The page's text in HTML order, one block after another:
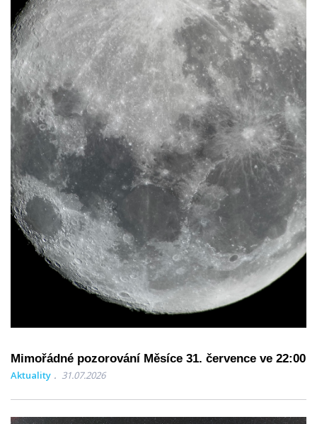
Mimořádné pozorování Měsíce 31. července ve 22:00
Aktuality 31.07.2026